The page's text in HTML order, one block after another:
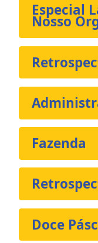
Especial
Nosso
Fazenda
Doce